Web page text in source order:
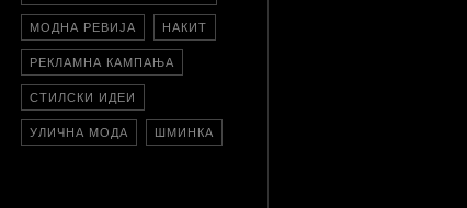
МОДНА РЕВИЈА НАКИТ
РЕКЛАМНА КАМПАЊА
СТИЛСКИ ИДЕИ
УЛИЧНА МОДА ШМИНКА